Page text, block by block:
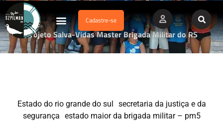
Cadastre-se
Projeto Salva-Vidas Master Brigada Militar do RS
Estado do rio grande do sul secretaria da justiça e da
segurança estado maior da brigada militar – pm5